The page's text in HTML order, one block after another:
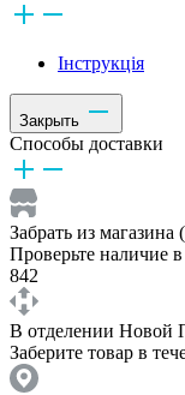
Інструкція
Закрыть
Способы доставки
Забрать из магазина
Проверьте наличие
842
В отделении Новой
Заберите товар в